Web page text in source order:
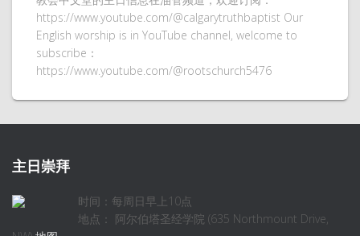
https://www.youtube.com/@calgarytruthbaptist Our
English worship is in YouTube channel, welcome to
subscribe：
https://www.youtube.com/@rootschurch5476
主日崇拜
时间：每周日早上10点
地点： 阿尔伯塔圣经学院 (635 Northmount Drive,